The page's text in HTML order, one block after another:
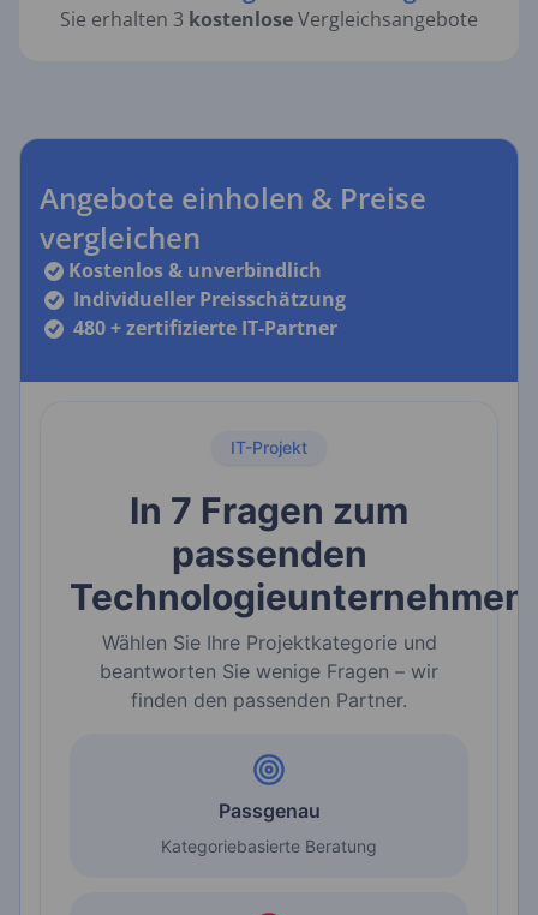
Sie erhalten 3 kostenloseVergleichsangebote
Angebote einholen & Preise
vergleichen
Kostenlos & unverbindlich
Individueller Preisschätzung
480 + zertifizierte IT-Partner